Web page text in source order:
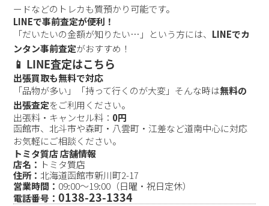
ードなどのトレカも質預かり可能です。
LINEで事前査定が便利！
「だいたいの金額が知りたい…」という方には、 LINEでカ
ンタン事前査定がおすすめ！
📱 LINE査定はこちら
出張買取も無料で対応
「品物が多い」「持って行くのが大変」そんな時は無料の
出張査定をご利用ください。
出張料・キャンセル料： 0円
函館市、北斗市や森町・八雲町・江差など道南中心に対応
お気軽にご相談ください。
トミタ質店 店舗情報
店名： トミタ質店
住所：北海道函館市新川町2-17
営業時間： 09:00～19:00（日曜・祝日定休）
電話番号：0138-23-1334